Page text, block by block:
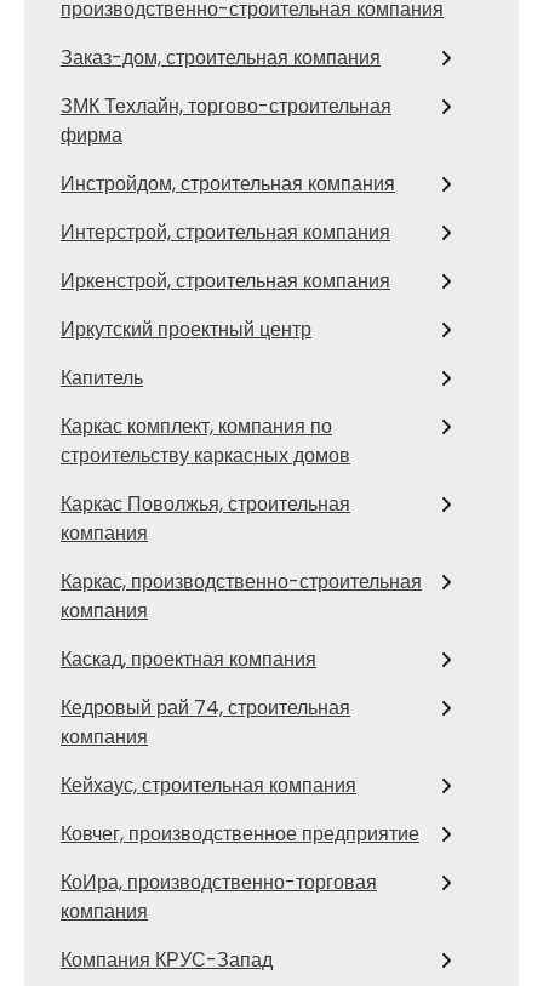
производственно-строительная компания
Заказ-дом, строительная компания
ЗМК Техлайн, торгово-строительная
фирма
Инстройдом, строительная компания
Интерстрой, строительная компания
Иркенстрой, строительная компания
Иркутский проектный центр
Капитель
Каркас комплект, компания по
строительству каркасных домов
Каркас Поволжья, строительная
компания
Каркас, производственно-строительная
компания
Каскад, проектная компания
Кедровый рай 74, строительная
компания
Кейхаус, строительная компания
Ковчег, производственное предприятие
КоИра, производственно-торговая
компания
Компания КРУС-Запад